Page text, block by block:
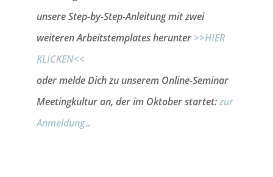
unsere Step-by-Step-Anleitung mit zwei
weiteren Arbeitstemplates herunter >>HIER
KLICKEN<<
oder melde Dich zu unserem Online-Seminar
Meetingkultur an, der im Oktober startet:zur
Anmeldung…